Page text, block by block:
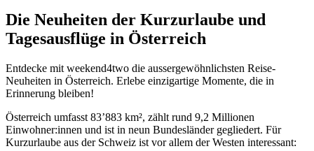
Die Neuheiten der Kurzurlaube und
Tagesausflüge in Österreich
Entdecke mit weekend4two die aussergewöhnlichsten Reise-
Neuheiten in Österreich. Erlebe einzigartige Momente, die in
Erinnerung bleiben!
Österreich umfasst 83’883 km², zählt rund 9,2 Millionen
Einwohner:innen und ist in neun Bundesländer gegliedert. Für
Kurzurlaube aus der Schweiz ist vor allem der Westen interessant: